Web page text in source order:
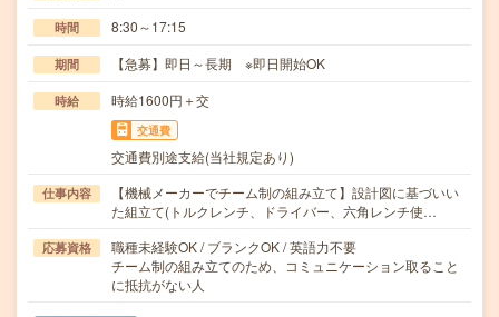
時間 8:30～17:15
期間 【急募】即日～長期 ※即日開始OK
時給 時給1600円＋交
交通費
交通費別途支給(当社規定あり)
仕事内容
【機械メーカーでチーム制の組み立て】設計図に基づいい
た組立て(トルクレンチ、ドライバー、六角レンチ使…
応募資格
職種未経験OK / ブランクOK / 英語力不要
チーム制の組み立てのため、コミュニケーション取ること
に抵抗がない人